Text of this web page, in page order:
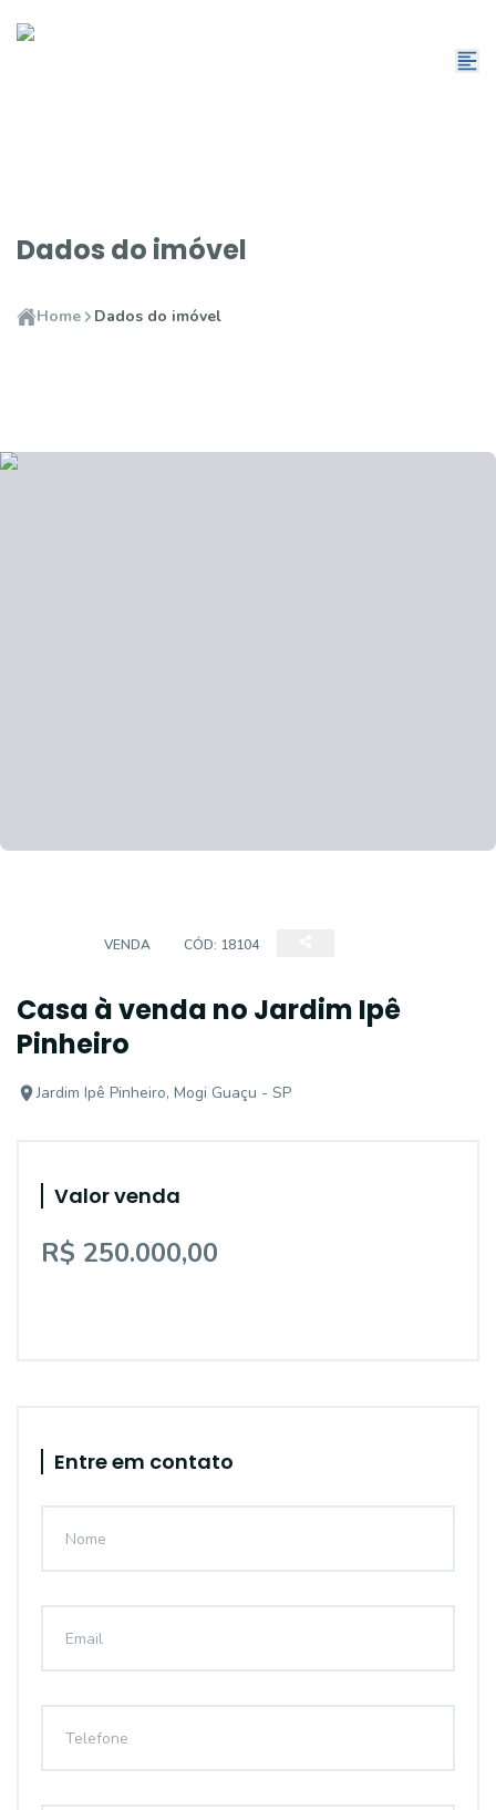
Dados do imóvel
Home Dados do imóvel
VENDA CÓD: 18104
Casa à venda no Jardim Ipê
Pinheiro
Jardim Ipê Pinheiro, Mogi Guaçu - SP
Valor venda
R$ 250.000,00
Entre em contato